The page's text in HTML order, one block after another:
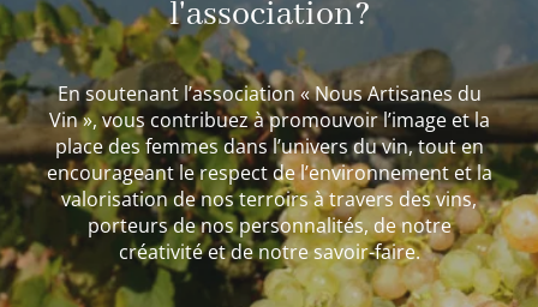
l'association?
En soutenant l’association « Nous Artisanes du
Vin », vous contribuez à promouvoir l’image et la
place des femmes dans l’univers du vin, tout en
encourageant le respect de l’environnement et la
valorisation de nos terroirs à travers des vins,
porteurs de nos personnalités, de notre
créativité et de notre savoir-faire.